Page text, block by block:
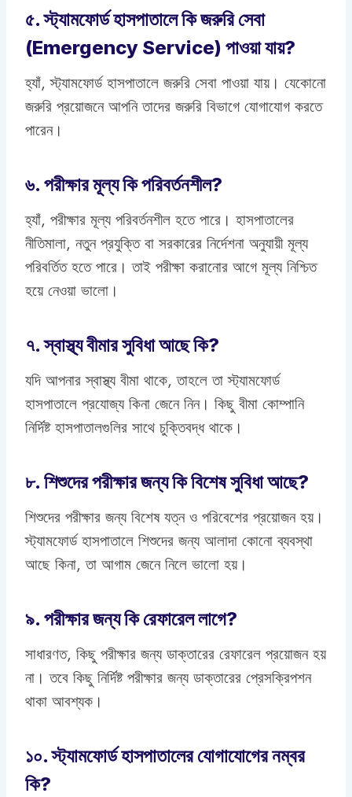
৫. স্ট্যামফোর্ড হাসপাতালে কি জরুরি সেবা
(Emergency Service) পাওয়া যায়?
হ্যাঁ, স্ট্যামফোর্ড হাসপাতালে জরুরি সেবা পাওয়া যায়। যেকোনো
জরুরি প্রয়োজনে আপনি তাদের জরুরি বিভাগে যোগাযোগ করতে
পারেন।
৬. পরীক্ষার মূল্য কি পরিবর্তনশীল?
হ্যাঁ, পরীক্ষার মূল্য পরিবর্তনশীল হতে পারে। হাসপাতালের
নীতিমালা, নতুন প্রযুক্তি বা সরকারের নির্দেশনা অনুযায়ী মূল্য
পরিবর্তিত হতে পারে। তাই পরীক্ষা করানোর আগে মূল্য নিশ্চিত
হয়ে নেওয়া ভালো।
৭. স্বাস্থ্য বীমার সুবিধা আছে কি?
যদি আপনার স্বাস্থ্য বীমা থাকে, তাহলে তা স্ট্যামফোর্ড
হাসপাতালে প্রযোজ্য কিনা জেনে নিন। কিছু বীমা কোম্পানি
নির্দিষ্ট হাসপাতালগুলির সাথে চুক্তিবদ্ধ থাকে।
৮. শিশুদের পরীক্ষার জন্য কি বিশেষ সুবিধা আছে?
শিশুদের পরীক্ষার জন্য বিশেষ যত্ন ও পরিবেশের প্রয়োজন হয়।
স্ট্যামফোর্ড হাসপাতালে শিশুদের জন্য আলাদা কোনো ব্যবস্থা
আছে কিনা, তা আগাম জেনে নিলে ভালো হয়।
৯. পরীক্ষার জন্য কি রেফারেল লাগে?
সাধারণত, কিছু পরীক্ষার জন্য ডাক্তারের রেফারেল প্রয়োজন হয়
না। তবে কিছু নির্দিষ্ট পরীক্ষার জন্য ডাক্তারের প্রেসক্রিপশন
থাকা আবশ্যক।
১০. স্ট্যামফোর্ড হাসপাতালের যোগাযোগের নম্বর
কি?